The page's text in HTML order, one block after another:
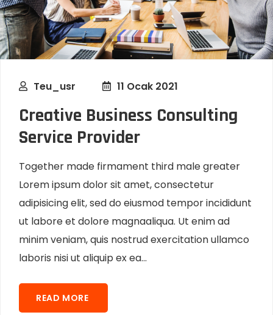
Teu_usr 11 Ocak 2021
Creative Business Consulting
Service Provider
Together made firmament third male greater
Lorem ipsum dolor sit amet, consectetur
adipisicing elit, sed do eiusmod tempor incididunt
ut labore et dolore magnaaliqua. Ut enim ad
minim veniam, quis nostrud exercitation ullamco
laboris nisi ut aliquip ex ea...
READ MORE